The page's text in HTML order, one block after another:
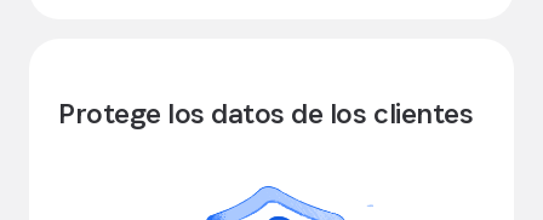
Protege los datos de los clientes